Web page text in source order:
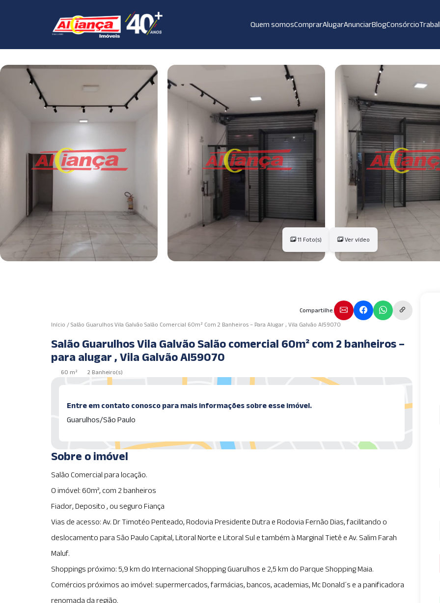
Quem somosComprarAlugarAnunciarBlogConsórcio
11 Foto(s) Ver vídeo
Compartilhe.
Início / Salão Guarulhos Vila Galvão Salão Comercial 60m² Com 2 Banheiros – Para Alugar , Vila Galvão AI59070
Salão Guarulhos Vila Galvão Salão comercial 60m² com 2 banheiros –
para alugar , Vila Galvão AI59070
60 m² 2 Banheiro(s)
Entre em contato conosco para mais informações sobre esse imóvel.
Guarulhos/São Paulo
Sobre o imóvel
Salão Comercial para locação.
O imóvel: 60m², com 2 banheiros
Fiador, Deposito , ou seguro Fiança
Vias de acesso: Av. Dr Timotéo Penteado, Rodovia Presidente Dutra e Rodovia Fernão Dias, facilitando o
deslocamento para São Paulo Capital, Litoral Norte e Litoral Sul e também à Marginal Tietê e Av. Salim Farah
Maluf.
Shoppings próximo: 5,9 km do Internacional Shopping Guarulhos e 2,5 km do Parque Shopping Maia.
Comércios próximos ao imóvel: supermercados, farmácias, bancos, academias, Mc Donald´s e a panificadora
renomada da região.